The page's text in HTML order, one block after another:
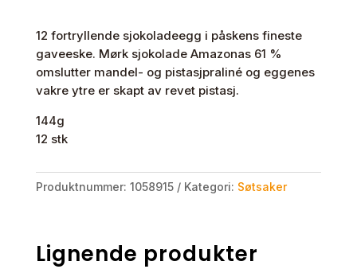
12 fortryllende sjokoladeegg i påskens fineste
gaveeske. Mørk sjokolade Amazonas 61 %
omslutter mandel- og pistasjpraliné og eggenes
vakre ytre er skapt av revet pistasj.
144g
12 stk
Produktnummer: 1058915 Kategori: Søtsaker
Lignende produkter